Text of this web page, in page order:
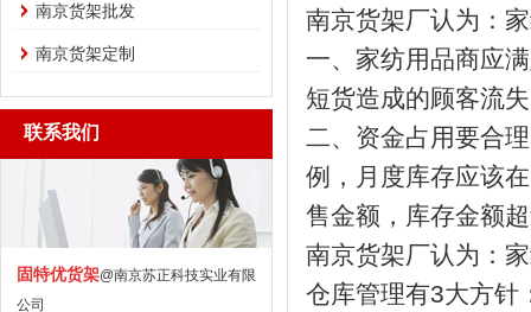
南京货架批发
南京货架定制
联系我们
固特优货架@南京苏正科技实业有限
公司
南京货架厂认为：
一、家纺用品商应
短货造成的顾客流
二、资金占用要合
例，月度库存应该
售金额，库存金额
南京货架厂认为：
仓库管理有3大方针